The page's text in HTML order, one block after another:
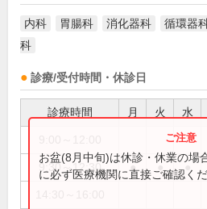
内科 胃腸科 消化器科 循環器
科
診療/受付時間・休診日
診療時間 月 火 水
9:30～12:30 ● ● ●
お盆(8月中旬)は休診・休業の場
に必ず医療機関に直接ご確認くだ